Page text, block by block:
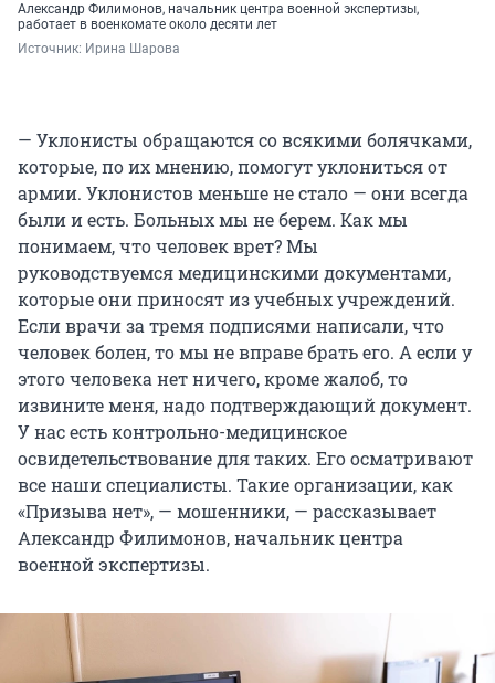
Александр Филимонов, начальник центра военной экспертизы,
работает в военкомате около десяти лет
Источник: Ирина Шарова
— Уклонисты обращаются со всякими болячками,
которые, по их мнению, помогут уклониться от
армии. Уклонистов меньше не стало — они всегда
были и есть. Больных мы не берем. Как мы
понимаем, что человек врет? Мы
руководствуемся медицинскими документами,
которые они приносят из учебных учреждений.
Если врачи за тремя подписями написали, что
человек болен, то мы не вправе брать его. А если у
этого человека нет ничего, кроме жалоб, то
извините меня, надо подтверждающий документ.
У нас есть контрольно-медицинское
освидетельствование для таких. Его осматривают
все наши специалисты. Такие организации, как
«Призыва нет», — мошенники, — рассказывает
Александр Филимонов, начальник центра
военной экспертизы.